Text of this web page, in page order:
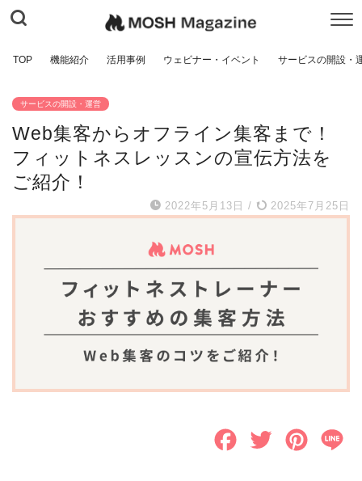
TOP 機能紹介 活用事例 ウェビナー・イベント サービスの開設・
サービスの開設・運営
Web集客からオフライン集客まで！
フィットネスレッスンの宣伝方法を
ご紹介！
2022年5月13日 / 2025年7月25日